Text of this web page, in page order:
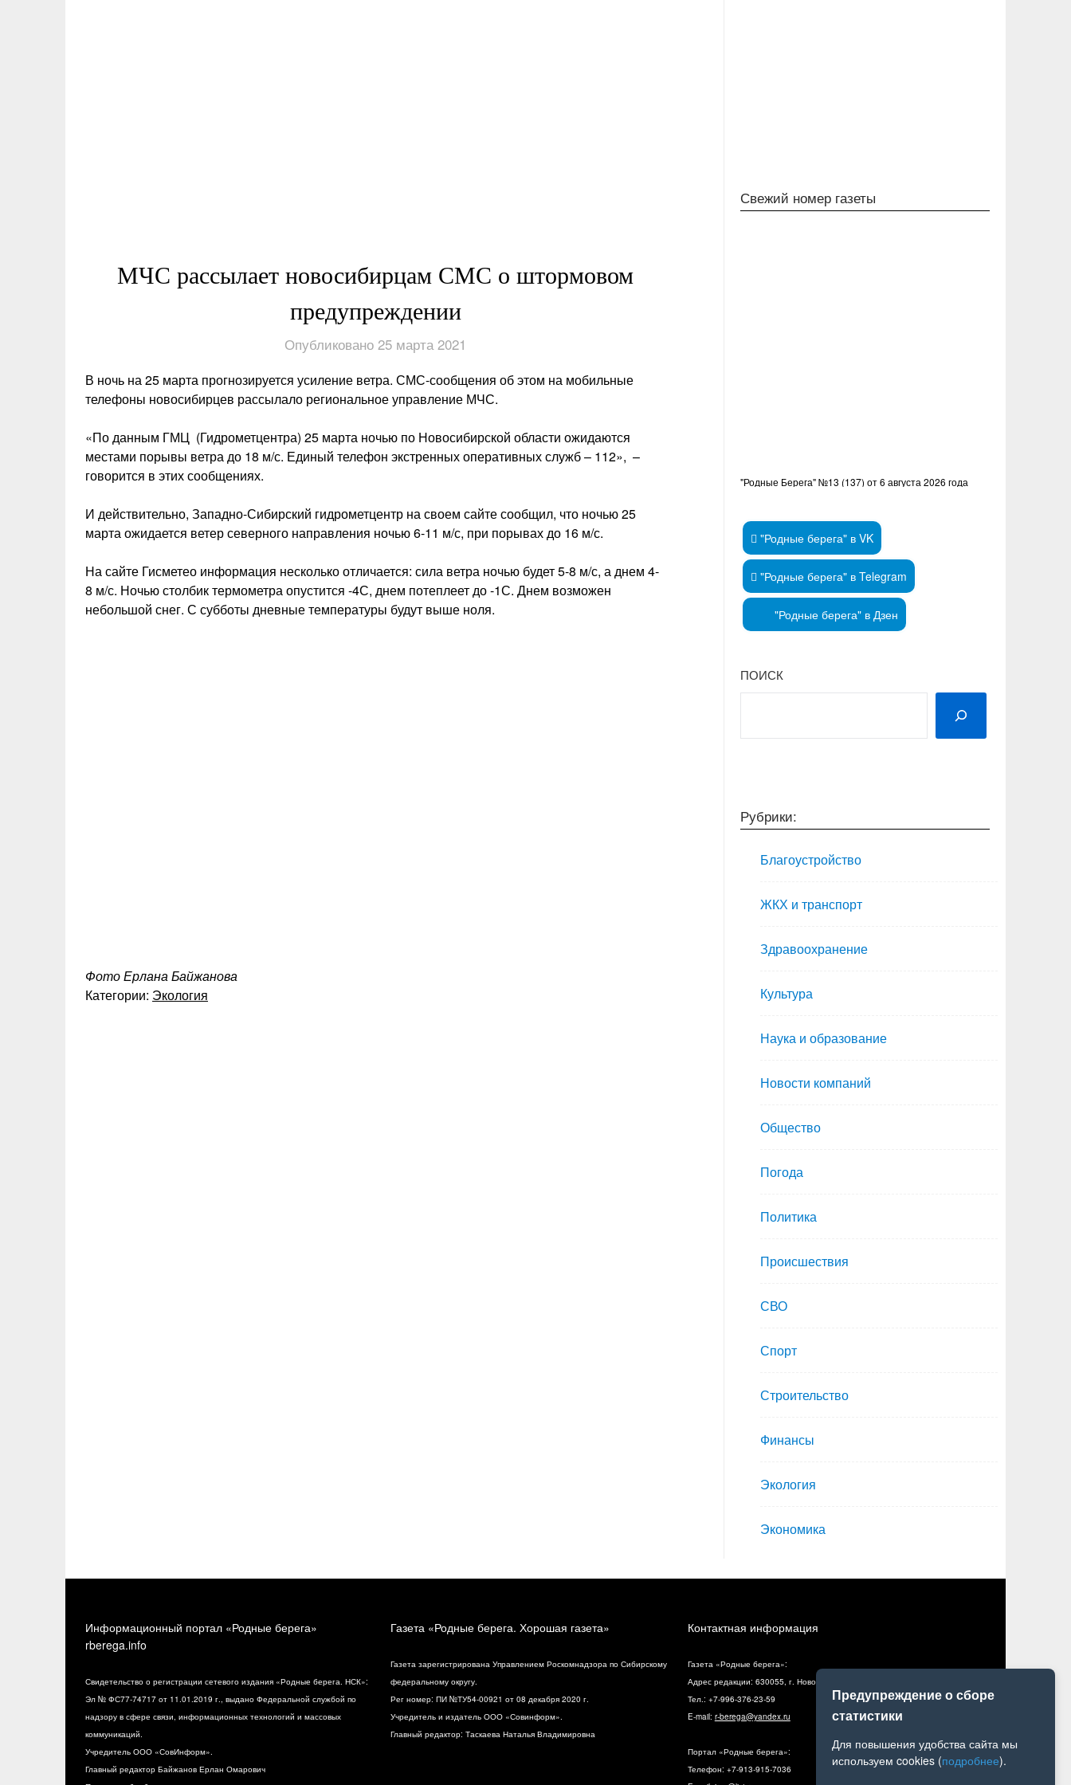
МЧС рассылает новосибирцам СМС о штормовом
предупреждении
Опубликовано 25 марта 2021
В ночь на 25 марта прогнозируется усиление ветра. СМС-сообщения об этом на мобильные
телефоны новосибирцев рассылало региональное управление МЧС.
«По данным ГМЦ (Гидрометцентра) 25 марта ночью по Новосибирской области ожидаются
местами порывы ветра до 18 м/с. Единый телефон экстренных оперативных служб – 112», –
говорится в этих сообщениях.
И действительно, Западно-Сибирский гидрометцентр на своем сайте сообщил, что ночью 25
марта ожидается ветер северного направления ночью 6-11 м/с, при порывах до 16 м/с.
На сайте Гисметео информация несколько отличается: сила ветра ночью будет 5-8 м/с, а днем 4-
8 м/с. Ночью столбик термометра опустится -4С, днем потеплеет до -1С. Днем возможен
небольшой снег. С субботы дневные температуры будут выше ноля.
Фото Ерлана Байжанова
Категории: Экология
Свежий номер газеты
"Родные Берега" №13 (137) от 6 августа 2026 года
"Родные берега" в VK
"Родные берега" в Telegram
"Родные берега" в Дзен
ПОИСК
Рубрики:
Благоустройство
ЖКХ и транспорт
Здравоохранение
Культура
Наука и образование
Новости компаний
Общество
Погода
Политика
Происшествия
СВО
Спорт
Строительство
Финансы
Экология
Экономика
Информационный портал «Родные берега»
rberega.info
Свидетельство о регистрации сетевого издания «Родные берега. НСК»:
Эл № ФС77-74717 от 11.01.2019 г., выдано Федеральной службой по
надзору в сфере связи, информационных технологий и массовых
коммуникаций.
Учредитель ООО «СовИнформ».
Главный редактор Байжанов Ерлан Омарович
Газета «Родные берега. Хорошая газета»
Газета зарегистрирована Управлением Роскомнадзора по Сибирскому
федеральному округу.
Рег номер: ПИ №ТУ54-00921 от 08 декабря 2020 г.
Учредитель и издатель ООО «Совинформ».
Главный редактор: Таскаева Наталья Владимировна
Контактная информация
Газета «Родные берега»:
Адрес редакции: 630055, г. Новосибирск, ул. Разъездная, 10, оф. 5
Тел.: +7-996-376-23-59
E-mail: r-berega@yandex.ru
Портал «Родные берега»:
Телефон: +7-913-915-7036
Предупреждение о сборе
статистики
Для повышения удобства сайта мы
используем cookies (подробнее).